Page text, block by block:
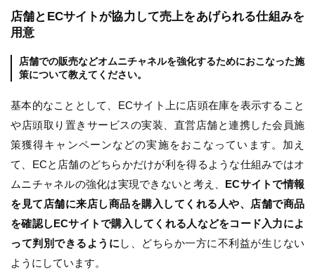
店舗とECサイトが協力して売上をあげられる仕組みを
用意
店舗での販売などオムニチャネルを強化するためにおこなった施
策について教えてください。
基本的なこととして、ECサイト上に店頭在庫を表示すること
や店頭取り置きサービスの実装、直営店舗と連携した会員施
策獲得キャンペーンなどの実施をおこなっています。加え
て、ECと店舗のどちらかだけが利を得るような仕組みではオ
ムニチャネルの強化は実現できないと考え、 ECサイトで情報
を見て店舗に来店し商品を購入してくれる人や、店舗で商品
を確認しECサイトで購入してくれる人などをコード入力によ
って判別できるように し、どちらか一方に不利益が生じない
ようにしています。